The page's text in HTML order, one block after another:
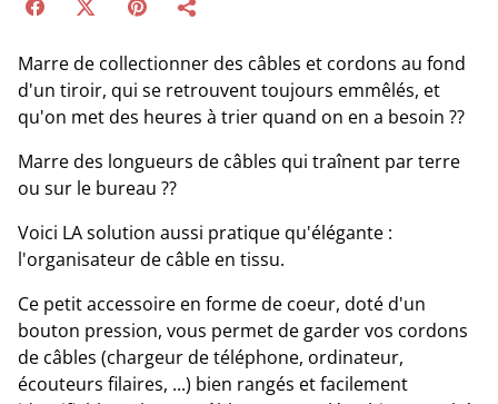
Marre de collectionner des câbles et cordons au fond
d'un tiroir, qui se retrouvent toujours emmêlés, et
qu'on met des heures à trier quand on en a besoin ??
Marre des longueurs de câbles qui traînent par terre
ou sur le bureau ??
Voici LA solution aussi pratique qu'élégante :
l'organisateur de câble en tissu.
Ce petit accessoire en forme de coeur, doté d'un
bouton pression, vous permet de garder vos cordons
de câbles (chargeur de téléphone, ordinateur,
écouteurs filaires, ...) bien rangés et facilement